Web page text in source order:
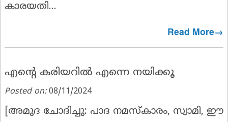
കാരയതി...
Read More→
എൻ്റെ കരിയറിൽ എന്നെ നയിക്കൂ
Posted on: 08/11/2024
അമുദ ചോദിച്ചു: പാദ നമസ്കാരം, സ്വാമി, ഈ